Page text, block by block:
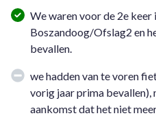
We waren voor de 2e keer
Boszandoog/Ofslag2 en
bevallen.
we hadden van te voren
vorig jaar prima bevallen),
aankomst dat het niet